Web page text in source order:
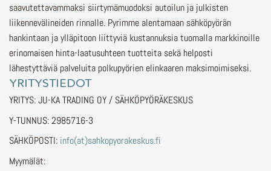
saavutettavammaksi siirtymämuodoksi autoilun ja julkisten
liikennevälineiden rinnalle. Pyrimme alentamaan sähköpyörän
hankintaan ja ylläpitoon liittyviä kustannuksia tuomalla markkinoille
erinomaisen hinta-laatusuhteen tuotteita sekä helposti
lähestyttäviä palveluita polkupyörien elinkaaren maksimoimiseksi.
YRITYSTIEDOT
YRITYS: JU-KA TRADING OY / SÄHKÖPYÖRÄKESKUS
Y-TUNNUS: 2985716-3
SÄHKÖPOSTI: info(at)sahkopyorakeskus.fi
Myymälät: